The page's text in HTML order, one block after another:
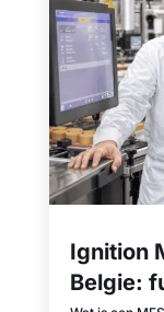
Ignition
Belgie: